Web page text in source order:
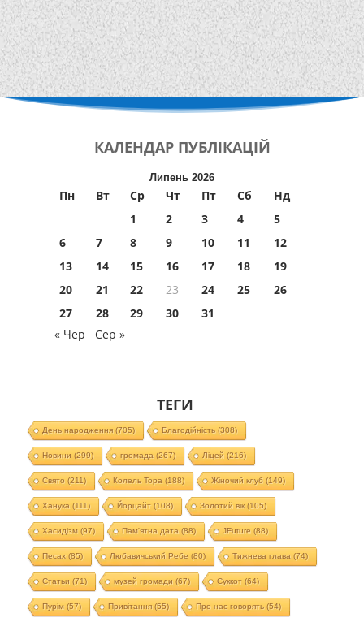
КАЛЕНДАР ПУБЛІКАЦІЙ
Липень 2026
Пн Вт Ср Чт Пт Сб
Нд
1
2 3 4
5
6
7 8 9 10 11
12
13
14 15 16 17 18
19
20
21 22 23 24 25
26
27
28 29 30
31
« Чер
Сер »
ТЕГИ
День народження(705) Благодійність (308)
Новини (299) громада (267) Ліцей (216)
Свято (211) Колель Тора (188) Жіночий клуб (149)
Ханука (111) Йорцайт (108) Золотий вік(105)
Хасидізм (97) Пам'ятна дата (88) JFuture (88)
Песах(85) Любавичський Ребе (80) Тижнева глава (74)
Статьи (71) музей громади (67) Суккот (64)
Пурім (57) Привітання(55) Про нас говорять (54)